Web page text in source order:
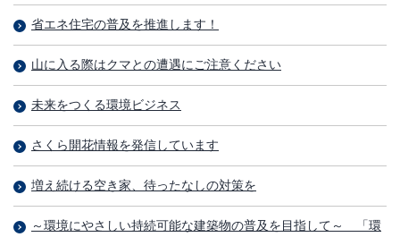
省エネ住宅の普及を推進します！
山に入る際はクマとの遭遇にご注意ください
未来をつくる環境ビジネス
さくら開花情報を発信しています
増え続ける空き家、待ったなしの対策を
～環境にやさしい持続可能な建築物の普及を目指して～ 「環